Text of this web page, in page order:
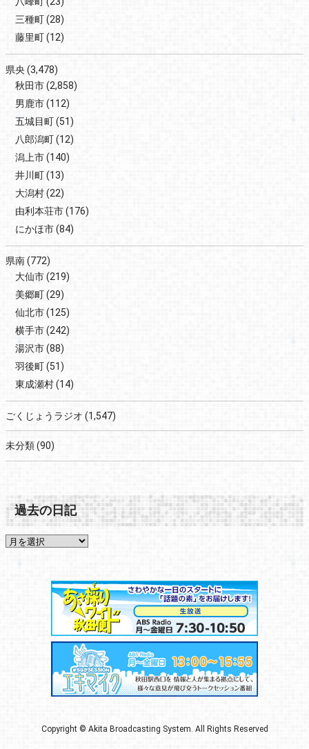
三種町(28)
藤里町(12)
県央(3,478)
秋田市(2,858)
男鹿市(112)
五城目町(51)
八郎潟町(12)
潟上市(140)
井川町(13)
大潟村(22)
由利本荘市(176)
にかほ市(84)
県南(772)
大仙市(219)
美郷町(29)
仙北市(125)
横手市(242)
湯沢市(88)
羽後町(51)
東成瀬村(14)
ごくじょうラジオ (1,547)
未分類(90)
過去の日記
Copyright © Akita Broadcasting System. All Rights Reserved